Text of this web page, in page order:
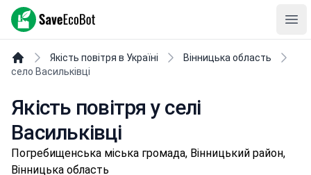
SaveEcoBot
Якість повітря в Україні
Вінницька область
село Васильківці
Якість повітря у селі
Васильківці
Пoгpeбищeнськa міська громада, Вінницький район,
Вінницька область